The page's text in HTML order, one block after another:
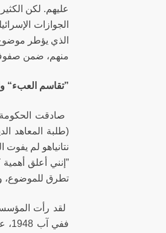
عليهم. لكن
الجوازات
الذي يؤطر
منهم، ضمن صفوف
”تقاسم العبء“
صادقت الحكومة
(طلبة المعاهد
نتانياهو لم
”إنني أعلق
تطرق للموضوع،
لقد رأت
ففي آب 1948، عمّم رئيس أركان الجيش يعكوف دوري،